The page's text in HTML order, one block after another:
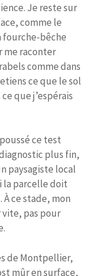
Je reste sur
comme le
fourche-bêche
me raconter
comme dans
ce que le sol
que j’espérais
ce test
plus fin,
paysagiste local
la parcelle doit
ce stade, mon
pas pour
de Montpellier,
mûr en surface,